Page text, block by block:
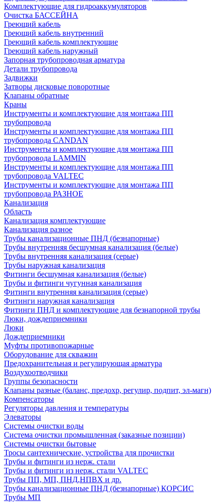
Комплектующие для гидроаккумуляторов
Очистка БАССЕЙНА
Греющий кабель
Греющий кабель внутренний
Греющий кабель комплектующие
Греющий кабель наружный
Запорная трубопроводная арматура
Детали трубопровода
Задвижки
Затворы дисковые поворотные
Клапаны обратные
Краны
Инструменты и комплектующие для монтажа ПП
трубопровода
Инструменты и комплектующие для монтажа ПП
трубопровода CANDAN
Инструменты и комплектующие для монтажа ПП
трубопровода LAMMIN
Инструменты и комплектующие для монтажа ПП
трубопровода VALTEC
Инструменты и комплектующие для монтажа ПП
трубопровода РАЗНОЕ
Канализация
Область
Канализация комплектующие
Канализация разное
Трубы канализационные ПНД (безнапорные)
Трубы внутренняя бесшумная канализация (белые)
Трубы внутренняя канализация (серые)
Трубы наружная канализация
Фитинги бесшумная канализация (белые)
Трубы и фитинги чугунная канализация
Фитинги внутренняя канализация (серые)
Фитинги наружная канализация
Фитинги ПНД и комплектующие для безнапорной трубы
Люки, дождеприемники
Люки
Дождеприемники
Муфты противопожарные
Оборудование для скважин
Предохранительная и регулирующая арматура
Воздухоотводчики
Группы безопасности
Клапаны разные (баланс, предохр, регулир, подпит, эл-магн)
Компенсаторы
Регуляторы давления и температуры
Элеваторы
Системы очистки воды
Система очистки промышленная (заказные позиции)
Системы очистки бытовые
Тросы сантехнические, устройства для прочистки
Трубы и фитинги из нерж. стали
Трубы и фитинги из нерж. стали VALTEC
Трубы ПП, МП, ПНД,НПВХ и др.
Трубы канализационные ПНД (безнапорные) КОРСИС
Трубы МП